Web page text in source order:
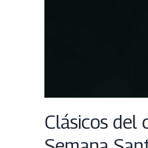
Clásicos del